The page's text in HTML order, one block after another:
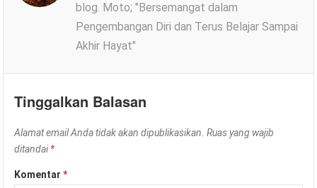
blog. Moto; "Bersemangat dalam
Pengembangan Diri dan Terus Belajar Sampai
Akhir Hayat"
Tinggalkan Balasan
Alamat email Anda tidak akan dipublikasikan. Ruas yang wajib
ditandai *
Komentar*